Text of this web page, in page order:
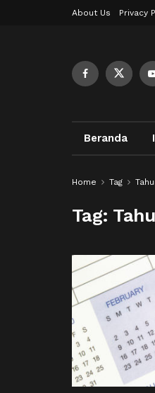
About Us Privacy
Beranda
Home Tag
Tag: